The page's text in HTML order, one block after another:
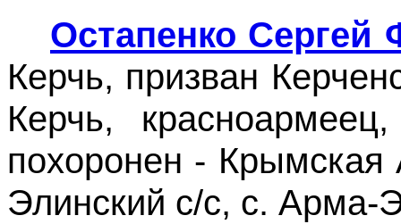
Остапенко Сергей
Керчь, призван
Керчь,
похоронен -
Элинский с/с, с. Арма-